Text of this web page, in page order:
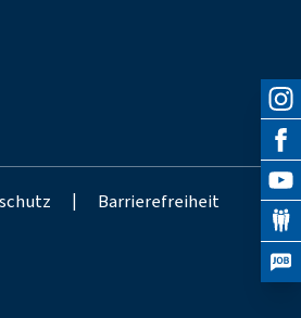
| Barrierefreiheit